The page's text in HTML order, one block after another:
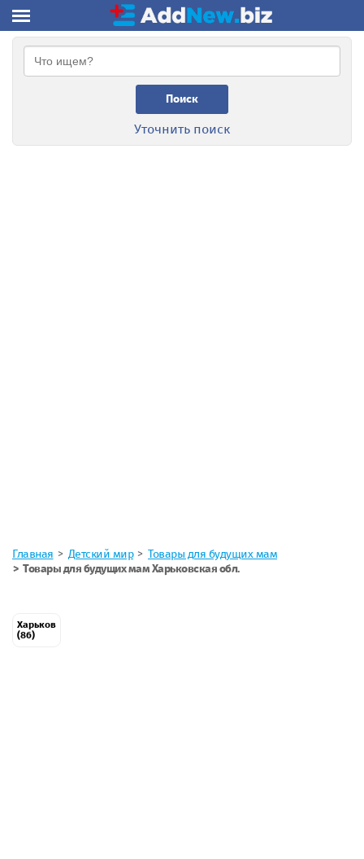
Поиск
Уточнить поиск
Главная Детский мир
Товары для будущих мам
Товары для будущих мам Харьковская обл.
Харьков
(86)